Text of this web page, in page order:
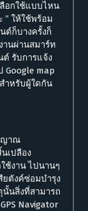
อกใช้แบบไหน
” ให้ใช้พร้อม
ต์ก็บางครั้งก็
านผ่านสมาร์ท
ต์ รับการแจ้ง
Google map
ำหรับผู้ใดกัน
ญาณ
เปลือง
ช้งาน ไปนานๆ
ยตังค์ซ่อมบำรุง
นั้นสิ่งที่สามารถ
Navigator